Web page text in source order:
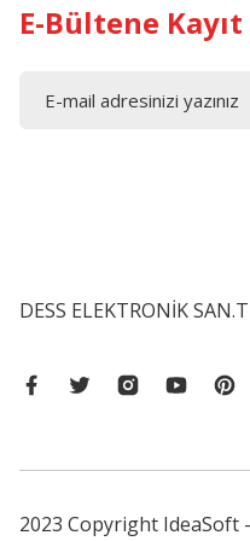
E-Bültene
DESS ELEKTRONİK
2023 Copyright IdeaSoft -